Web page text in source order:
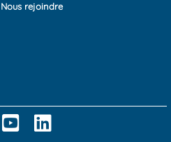
Nous rejoindre